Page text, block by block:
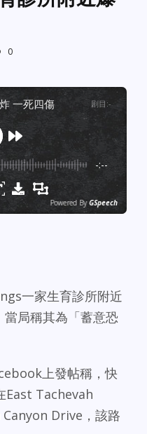
0
一死四傷 剧目 :-
-:--
Powered By GSpeech
一家生育診所附近
局稱其為「蓄意恐
上發帖稱，快
East Tachevah
Drive，該路